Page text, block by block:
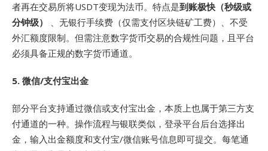
者再在交易所将USDT变现为法币。特点是到账极快（秒级或
分钟级）
、无银行手续费（仅需支付区块链矿工费）、不受
外汇额度限制。但需注意数字货币交易的合规性问题，且平台
必须具备正规的数字货币通道。
5. 微信/支付宝出金
部分平台支持通过微信或支付宝出金，本质上也属于第三方支
付通道的一种。操作流程与银联类似，登录平台后台选择出
金，输入出金额度和支付宝/微信账号信息即可提交。每笔通